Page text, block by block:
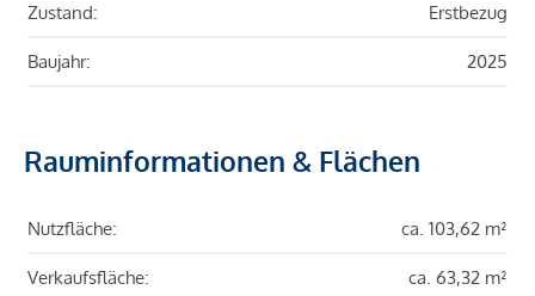
Zustand: Erstbezug
Baujahr: 2025
Rauminformationen & Flächen
Nutzfläche: ca. 103,62 m²
Verkaufsfläche: ca. 63,32 m²